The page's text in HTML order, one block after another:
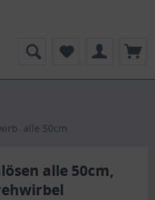
alle 50cm
alle 50cm,